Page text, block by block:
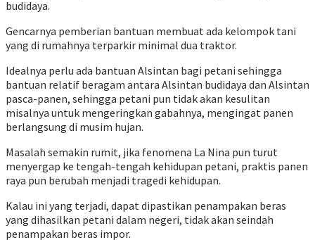
budidaya.
Gencarnya pemberian bantuan membuat ada kelompok tani
yang di rumahnya terparkir minimal dua traktor.
Idealnya perlu ada bantuan Alsintan bagi petani sehingga
bantuan relatif beragam antara Alsintan budidaya dan Alsintan
pasca-panen, sehingga petani pun tidak akan kesulitan
misalnya untuk mengeringkan gabahnya, mengingat panen
berlangsung di musim hujan.
Masalah semakin rumit, jika fenomena La Nina pun turut
menyergap ke tengah-tengah kehidupan petani, praktis panen
raya pun berubah menjadi tragedi kehidupan.
Kalau ini yang terjadi, dapat dipastikan penampakan beras
yang dihasilkan petani dalam negeri, tidak akan seindah
penampakan beras impor.